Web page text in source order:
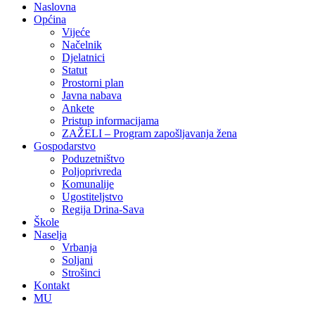
Naslovna
Općina
Vijeće
Načelnik
Djelatnici
Statut
Prostorni plan
Javna nabava
Ankete
Pristup informacijama
ZAŽELI – Program zapošljavanja žena
Gospodarstvo
Poduzetništvo
Poljoprivreda
Komunalije
Ugostiteljstvo
Regija Drina-Sava
Škole
Naselja
Vrbanja
Soljani
Strošinci
Kontakt
MU